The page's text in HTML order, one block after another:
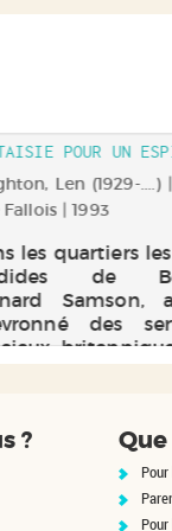
POUR UN
Len (1929-....)
| 1993
les quartiers
de
Samson,
des
traqué
sur les
de la d...
?